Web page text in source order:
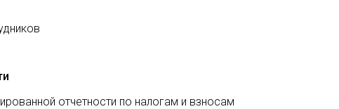
отчетности по налогам и взносам